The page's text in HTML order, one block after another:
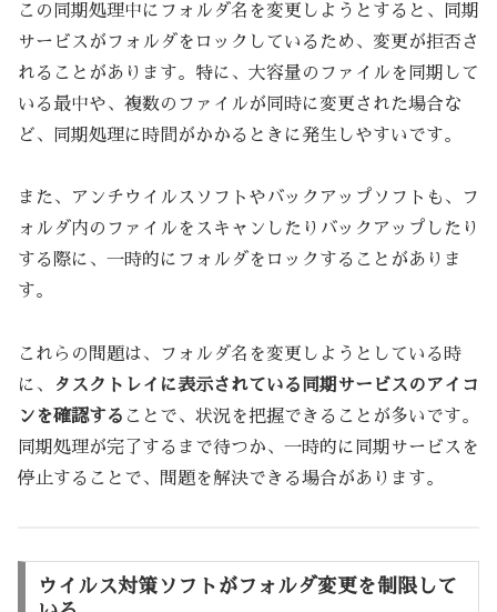
この同期処理中にフォルダ名を変更しようとすると、同期
サービスがフォルダをロックしているため、変更が拒否さ
れることがあります。特に、大容量のファイルを同期して
いる最中や、複数のファイルが同時に変更された場合な
ど、同期処理に時間がかかるときに発生しやすいです。
また、アンチウイルスソフトやバックアップソフトも、フ
ォルダ内のファイルをスキャンしたりバックアップしたり
する際に、一時的にフォルダをロックすることがありま
す。
これらの問題は、フォルダ名を変更しようとしている時
に、
タスクトレイに表示されている同期サービスのアイコ
ンを確認する ことで、状況を把握できることが多いです。
同期処理が完了するまで待つか、一時的に同期サービスを
停止することで、問題を解決できる場合があります。
ウイルス対策ソフトがフォルダ変更を制限して